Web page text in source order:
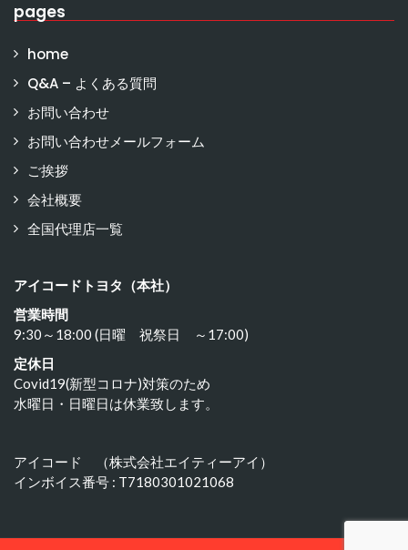
pages
home
Q&A – よくある質問
お問い合わせ
お問い合わせメールフォーム
ご挨拶
会社概要
全国代理店一覧
アイコードトヨタ（本社）
営業時間
9:30～18:00 (日曜 祝祭日 ～17:00)
定休日
Covid19(新型コロナ)対策のため
水曜日・日曜日は休業致します。
アイコード （株式会社エイティーアイ）
インボイス番号 : T7180301021068